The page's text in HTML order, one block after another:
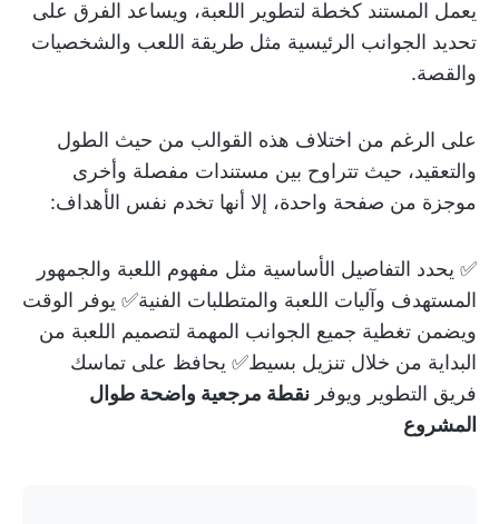
يعمل المستند كخطة لتطوير اللعبة، ويساعد الفرق على
تحديد الجوانب الرئيسية مثل طريقة اللعب والشخصيات
والقصة.
على الرغم من اختلاف هذه القوالب من حيث الطول
والتعقيد، حيث تتراوح بين مستندات مفصلة وأخرى
موجزة من صفحة واحدة، إلا أنها تخدم نفس الأهداف:
✅ يحدد التفاصيل الأساسية مثل مفهوم اللعبة والجمهور
المستهدف وآليات اللعبة والمتطلبات الفنية✅ يوفر الوقت
ويضمن تغطية جميع الجوانب المهمة لتصميم اللعبة من
البداية من خلال تنزيل بسيط✅ يحافظ على تماسك
فريق التطوير ويوفر نقطة مرجعية واضحة طوال
المشروع